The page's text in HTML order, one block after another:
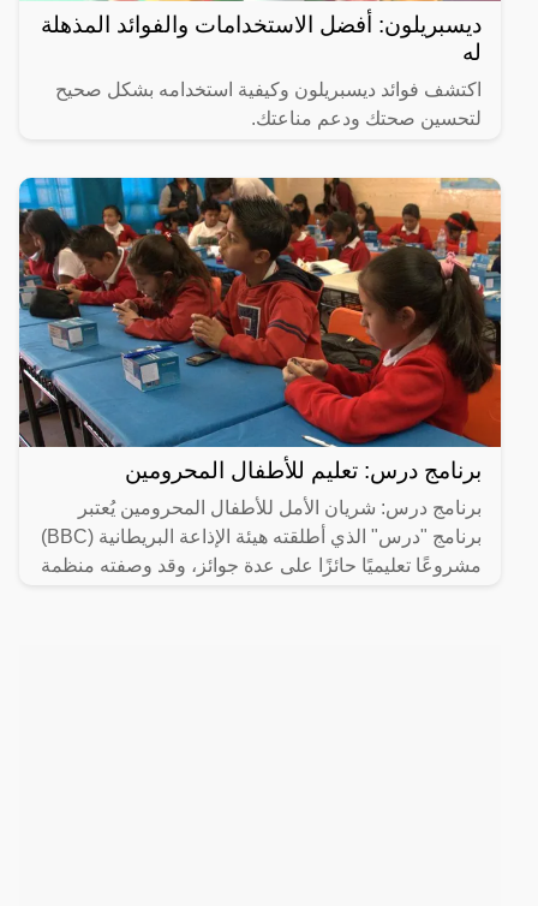
ديسبريلون: أفضل الاستخدامات والفوائد المذهلة
له
اكتشف فوائد ديسبريلون وكيفية استخدامه بشكل صحيح
لتحسين صحتك ودعم مناعتك.
برنامج درس: تعليم للأطفال المحرومين
برنامج درس: شريان الأمل للأطفال المحرومين يُعتبر
برنامج "درس" الذي أطلقته هيئة الإذاعة البريطانية (BBC)
مشروعًا تعليميًا حائزًا على عدة جوائز، وقد وصفته منظمة